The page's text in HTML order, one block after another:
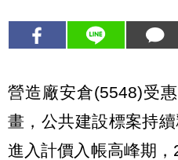
營造廠安倉(5548)受
畫，公共建設標案持
進入計價入帳高峰期